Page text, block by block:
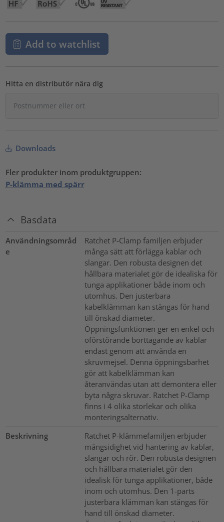
Add to watchlist
Hitta en distributör nära dig
Downloads
Fler produkter inom produktgruppen:
P-klämma med spärr
Basdata
Användningsområd
e
Ratchet P-Clamp familjen erbjuder
många sätt att förlägga kablar och
slangar. Den robusta designen det
hållbara materialet gör de idealiska för
tunga applikationer både inom och
utomhus. Den justerbara
kabelklämman kan stängas för hand
till önskad diameter.
Öppningsfunktionen ger en enkel och
oförstörande borttagande av kablar
endast genom att använda en
skruvmejsel. Denna öppningsbarhet
gör att kabelklämman kan
återanvändas utan att demontera eller
byta några skruvar. Ratchet P-Clamp
finns i 4 olika storlekar och olika
monteringsalternativ.
Beskrivning
Ratchet P-klämmefamiljen erbjuder
mångsidighet vid hantering av kablar,
slangar och rör. Den robusta designen
och hållbara materialet gör den
idealisk för tunga applikationer, både
inom och utomhus. Den 1-parts
justerbara klämman kan stängas för
hand till önskad diameter.